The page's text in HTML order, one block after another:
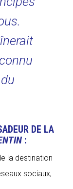
DE LA
:
la destination
sociaux,